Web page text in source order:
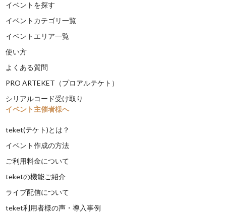
イベントを探す
イベントカテゴリ一覧
イベントエリア一覧
使い方
よくある質問
PRO ARTEKET（プロアルテケト）
シリアルコード受け取り
イベント主催者様へ
teket(テケト)とは？
イベント作成の方法
ご利用料金について
teketの機能ご紹介
ライブ配信について
teket利用者様の声・導入事例